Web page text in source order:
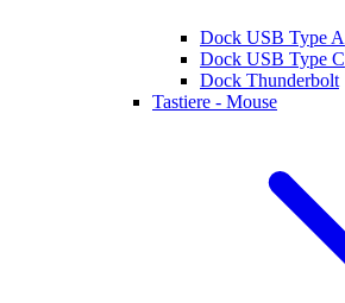
Dock USB Type A
Dock USB Type C
Dock Thunderbolt
Tastiere - Mouse